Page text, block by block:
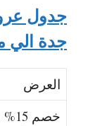
جدول
جدة الي
العرض
خصم